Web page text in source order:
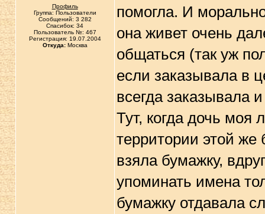
Профиль
Группа: Пользователи
Сообщений: 3 282
Спасибок: 34
Пользователь №: 467
Регистрация: 19.07.2004
Откуда:Москва
помогла. И
она живет очень
общаться (так уж
если заказывала в
всегда заказывала
Тут, когда дочь моя
территории этой же
взяла бумажку,
упоминать имена
бумажку отдавала